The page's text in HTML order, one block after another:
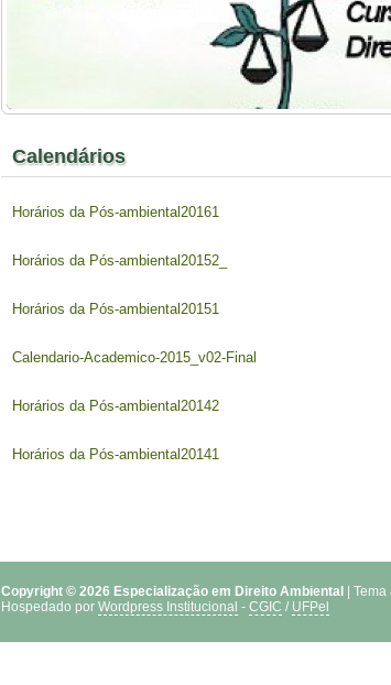
Calendários
Horários da Pós-ambiental20161
Horários da Pós-ambiental20152_
Horários da Pós-ambiental20151
Calendario-Academico-2015_v02-Final
Horários da Pós-ambiental20142
Horários da Pós-ambiental20141
Copyright © 2026 Especialização em Direito Ambiental |
Hospedado por Wordpress Institucional - CGIC / UFPel